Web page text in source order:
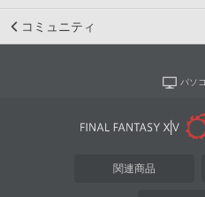
コミュニティ
パソ
関連商品